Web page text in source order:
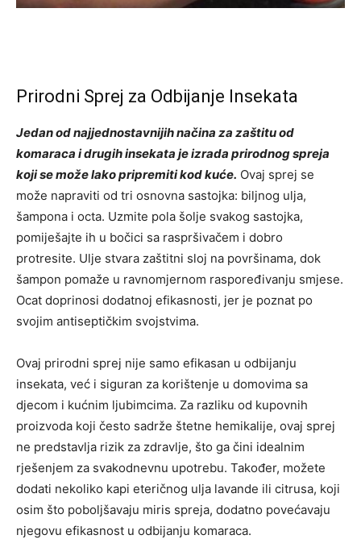
Prirodni Sprej za Odbijanje Insekata
Jedan od najjednostavnijih načina za zaštitu od
komaraca i drugih insekata je izrada prirodnog spreja
koji se može lako pripremiti kod kuće. Ovaj sprej se
može napraviti od tri osnovna sastojka: biljnog ulja,
šampona i octa. Uzmite pola šolje svakog sastojka,
pomiješajte ih u bočici sa raspršivačem i dobro
protresite. Ulje stvara zaštitni sloj na površinama, dok
šampon pomaže u ravnomjernom raspoređivanju smjese.
Ocat doprinosi dodatnoj efikasnosti, jer je poznat po
svojim antiseptičkim svojstvima.
Ovaj prirodni sprej nije samo efikasan u odbijanju
insekata, već i siguran za korištenje u domovima sa
djecom i kućnim ljubimcima. Za razliku od kupovnih
proizvoda koji često sadrže štetne hemikalije, ovaj sprej
ne predstavlja rizik za zdravlje, što ga čini idealnim
rješenjem za svakodnevnu upotrebu. Također, možete
dodati nekoliko kapi eteričnog ulja lavande ili citrusa, koji
osim što poboljšavaju miris spreja, dodatno povećavaju
njegovu efikasnost u odbijanju komaraca.